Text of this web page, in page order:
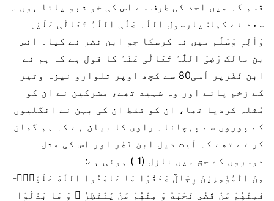
قسم کہ میں احد کی طرف سے اس کی خو شبو پاتا ہوں ۔
سعد نے کہا: یارسول اللّٰہ صَلَّی اللّٰہُ تَعَالٰی عَلَیْہِ
وَاٰلِہٖ وَسَلَّم میں نہ کرسکا جو ابن نضر نے کیا۔ انس
بن مالک رَضِیَ اللّٰہُ تَعَالٰی عَنْہُ کا قول ہے کہ ہم نے
ابن نَضْرپر اَسی80 سے کچھ اوپر تلوارو نیزہ وتیر
کے زخم پائے اور وہ شہید تھے، مشرکین نے ان کو
مُثلہ کردیا تھا، ان کو فقط ان کی بہن نے انگلیوں
کے پوروں سے پہچانا۔ راوی کا بیان ہے کہ ہم گمان
کر تے تھے کہ آیت ذیل ابن نَضْر اور اس کی مثل
دوسروں کے حق میں نازل (1 ) ہوئی ہے:
مِنَ الْمُؤْمِنِیْنَ رِجَالٌ صَدَقُوْا مَا عَاهَدُوا اللّٰهَ عَلَیْهِۚ-
فَمِنْهُمْ مَّنْ قَضٰى نَحْبَهٗ وَ مِنْهُمْ مَّنْ یَّنْتَظِرُ ﳲ وَ مَا بَدَّلُوْا